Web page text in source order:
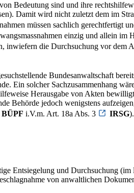
Bedeutung sind und ihre
Damit wird nicht zuletzt dem im
müssen sachlich gerechtfertigt
einzig und allein
inwiefern die Durchsuchung vor dem
Bundesanwaltschaft
Ein solcher Sachzusammenhang
Herausgabe von Akten
Behörde jedoch wenigstens
BÜPF i.V.m. Art. 18a Abs. 3 IRSG
Entsiegelung und Durchsuchung
von anwaltlichen